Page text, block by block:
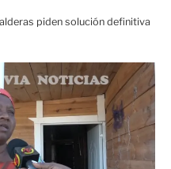
piden solución definitiva